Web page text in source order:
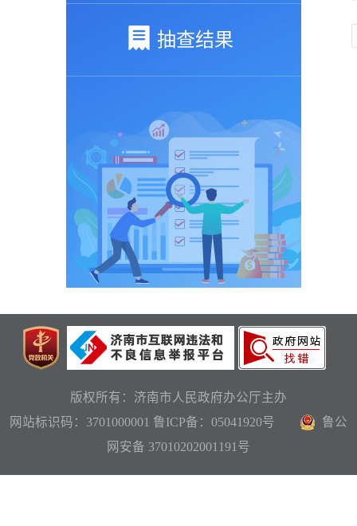
抽查结果
版权所有：济南市人民政府办公厅主办
网站标识码：3701000001 鲁ICP备：05041920号
鲁公
网安备 37010202001191号